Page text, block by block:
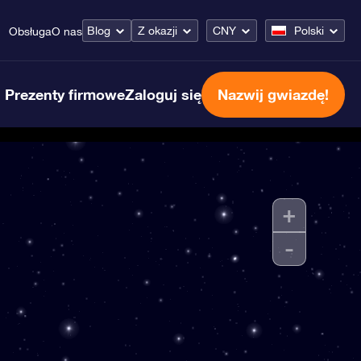
ObsługaO nas Blog Z okazji CNY Polski
Prezenty firmoweZaloguj się Nazwij gwiazdę!